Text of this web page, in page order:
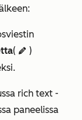
( editIcon )
rich text -
paneelissa